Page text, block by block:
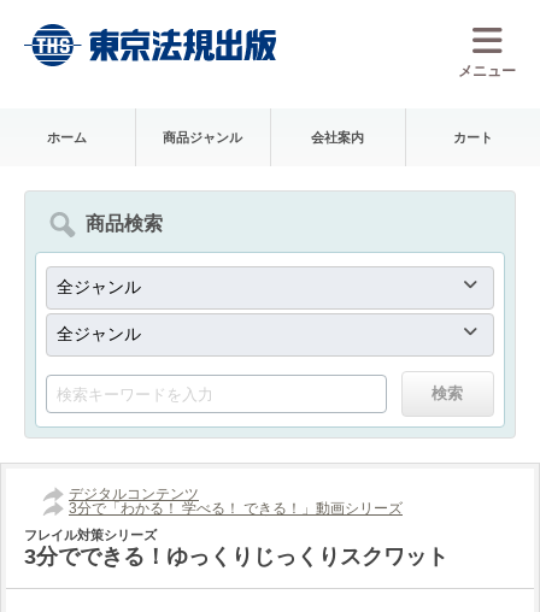
メニュー
ホーム 商品ジャンル 会社案内 カート
商品検索
デジタルコンテンツ
3分で「わかる！ 学べる！ できる！」動画シリーズ
フレイル対策シリーズ
3分でできる！ゆっくりじっくりスクワット